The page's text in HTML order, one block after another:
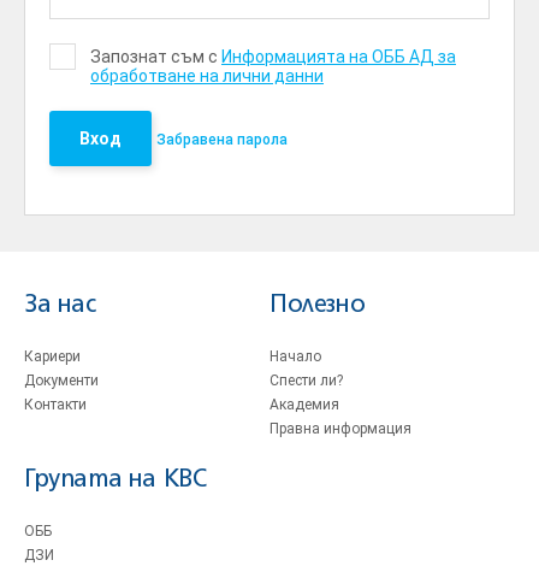
Запознат съм с Информацията на ОББ АД за
обработване на лични данни
Вход Забравена парола
За нас
Кариери
Документи
Контакти
Полезно
Начало
Спести ли?
Академия
Правна информация
Групата на KBC
ОББ
ДЗИ